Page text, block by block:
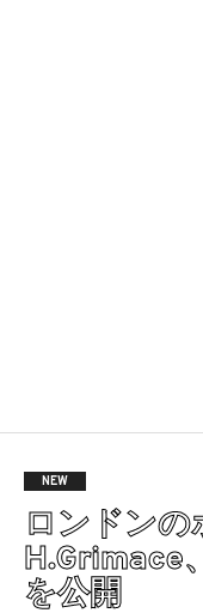
NEW
ロンドン
H.Grimace
を公開